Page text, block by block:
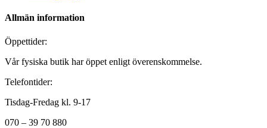
Allmän information
Öppettider:
Vår fysiska butik har öppet enligt överenskommelse.
Telefontider:
Tisdag-Fredag kl. 9-17
070 – 39 70 880